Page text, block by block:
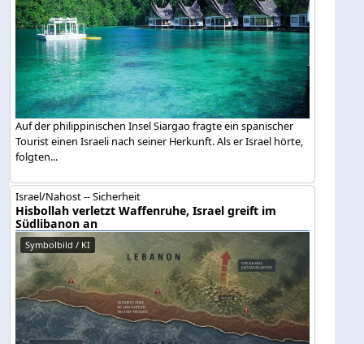
Auf der philippinischen Insel Siargao fragte ein spanischer
Tourist einen Israeli nach seiner Herkunft. Als er Israel hörte,
folgten...
Israel/Nahost -- Sicherheit
Hisbollah verletzt Waffenruhe, Israel greift im
Südlibanon an
Symbolbild / KI